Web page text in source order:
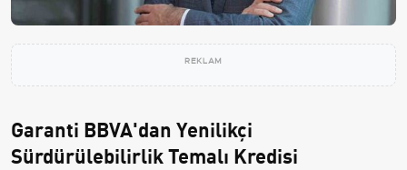
REKLAM
Garanti BBVA'dan Yenilikçi
Sürdürülebilirlik Temalı Kredisi